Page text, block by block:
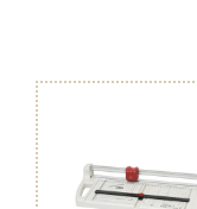
merken